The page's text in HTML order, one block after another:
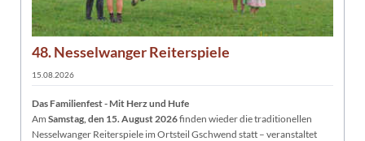
48. Nesselwanger Reiterspiele
15.08.2026
Das Familienfest - Mit Herz und Hufe
Am Samstag, den 15. August 2026finden wieder die traditionellen
Nesselwanger Reiterspiele im Ortsteil Gschwend statt – veranstaltet